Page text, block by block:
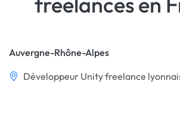
Auvergne-Rhône-Alpes
Développeur Unity freelance